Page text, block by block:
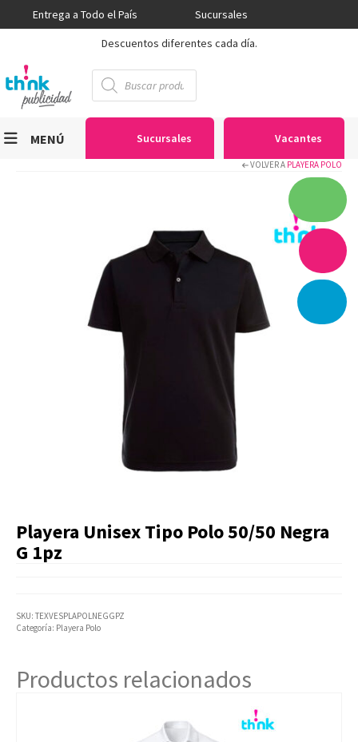
Entrega a Todo el País
Sucursales
Descuentos diferentes cada día.
Búsqueda
de
productos
Sucursales Vacantes
MENÚ
Serigrafía
Gran Formato
Listas de Precios
VOLVER A PLAYERA POLO
Playera Unisex Tipo Polo 50/50 Negra
G 1pz
SKU: TEXVESPLAPOLNEGGPZ
Categoría: Playera Polo
Productos relacionados